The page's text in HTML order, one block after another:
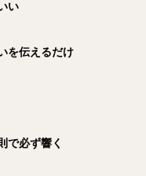
い
を伝えるだけ
で必ず響く